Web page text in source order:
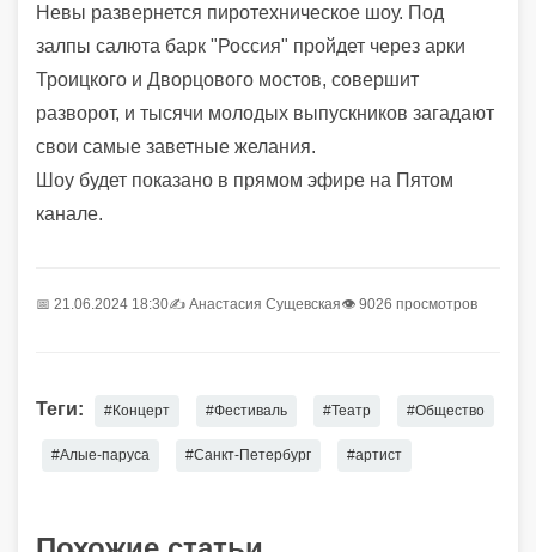
Невы развернется пиротехническое шоу. Под
залпы салюта барк "Россия" пройдет через арки
Троицкого и Дворцового мостов, совершит
разворот, и тысячи молодых выпускников загадают
свои самые заветные желания.
Шоу будет показано в прямом эфире на Пятом
канале.
📅 21.06.2024 18:30✍️ Анастасия Сущевская👁 9026 просмотров
Теги: #Концерт #Фестиваль #Театр #Общество
#Алые-паруса #Санкт-Петербург #артист